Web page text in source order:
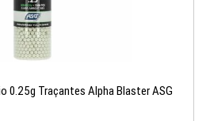
0.25g Traçantes Alpha Blaster ASG